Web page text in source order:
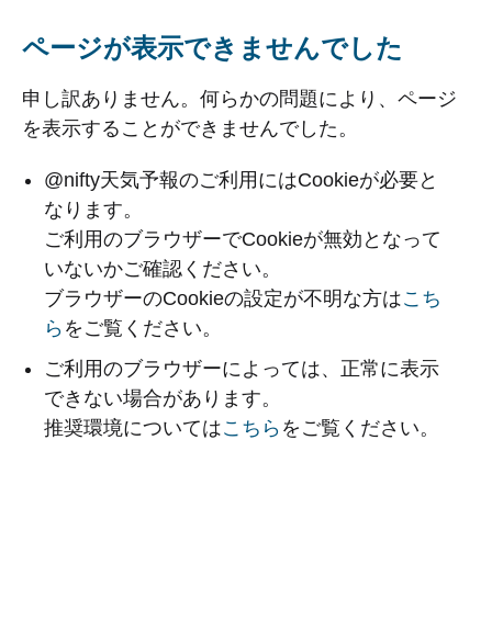
ページが表示できませんでした
申し訳ありません。何らかの問題により、ページ
を表示することができませんでした。
@nifty天気予報のご利用にはCookieが必要と
なります。
ご利用のブラウザーでCookieが無効となって
いないかご確認ください。
ブラウザーのCookieの設定が不明な方はこち
ら をご覧ください。
ご利用のブラウザーによっては、正常に表示
できない場合があります。
推奨環境についてはこちら をご覧ください。